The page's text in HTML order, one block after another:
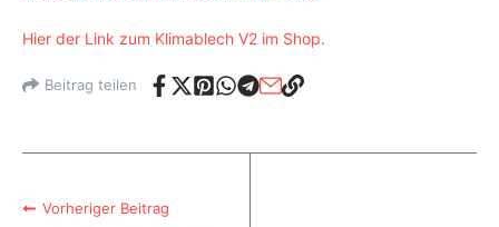
Hier der Link zum Klimablech V2 im Shop.
Beitrag teilen
Vorheriger Beitrag